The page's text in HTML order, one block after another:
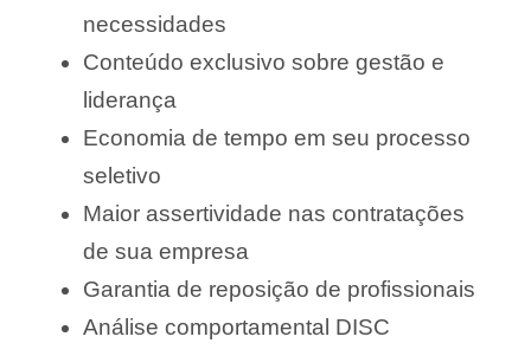
necessidades
Conteúdo exclusivo sobre gestão e
liderança
Economia de tempo em seu processo
seletivo
Maior assertividade nas contratações
de sua empresa
Garantia de reposição de profissionais
Análise comportamental DISC